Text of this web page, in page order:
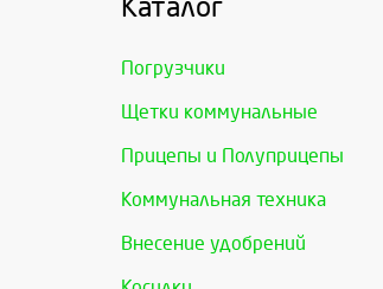
Каталог
Погрузчики
Щетки коммунальные
Прицепы и Полуприцепы
Коммунальная техника
Внесение удобрений